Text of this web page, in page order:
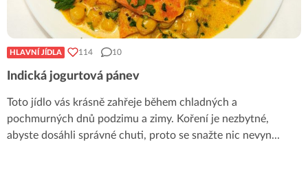
HLAVNÍ JÍDLA 114 10
Indická jogurtová pánev
Toto jídlo vás krásně zahřeje během chladných a
pochmurných dnů podzimu a zimy. Koření je nezbytné,
abyste dosáhli správné chuti, proto se snažte nic nevyn...